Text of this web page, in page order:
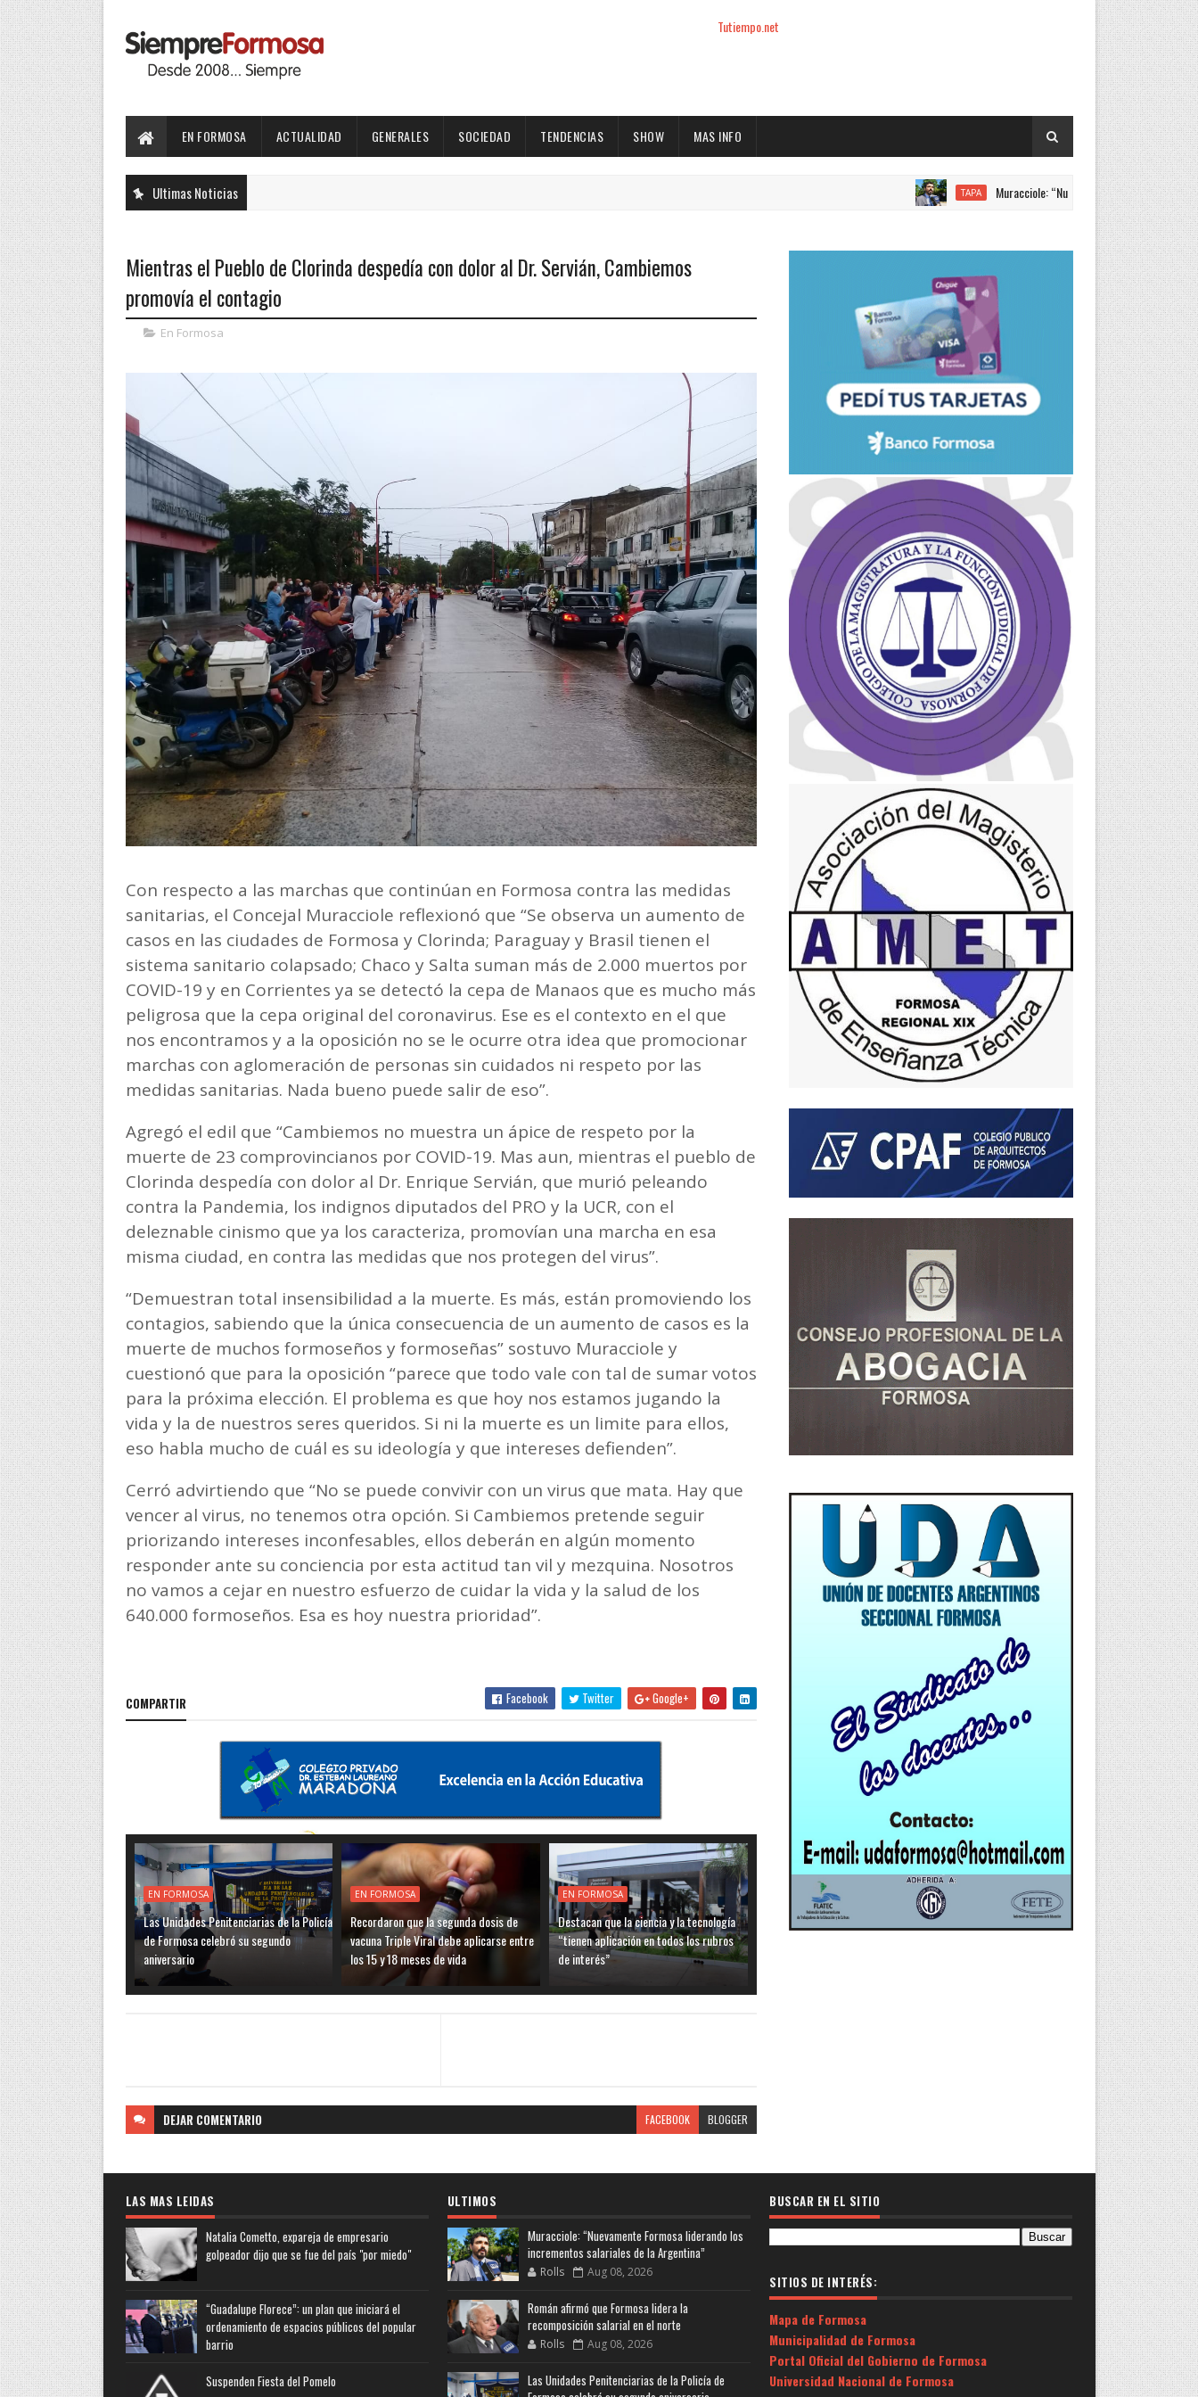
Tutiempo.net
EN FORMOSA ACTUALIDAD GENERALES SOCIEDAD TENDENCIAS SHOW MAS INFO
Ultimas Noticias TAPA Muracciole: “Nuevamente Formosa liderando los
Mientras el Pueblo de Clorinda despedía con dolor al Dr. Servián, Cambiemos
promovía el contagio
En Formosa
Con respecto a las marchas que continúan en Formosa contra las medidas
sanitarias, el Concejal Muracciole reflexionó que “Se observa un aumento de
casos en las ciudades de Formosa y Clorinda; Paraguay y Brasil tienen el
sistema sanitario colapsado; Chaco y Salta suman más de 2.000 muertos por
COVID-19 y en Corrientes ya se detectó la cepa de Manaos que es mucho más
peligrosa que la cepa original del coronavirus. Ese es el contexto en el que
nos encontramos y a la oposición no se le ocurre otra idea que promocionar
marchas con aglomeración de personas sin cuidados ni respeto por las
medidas sanitarias. Nada bueno puede salir de eso”.
Agregó el edil que “Cambiemos no muestra un ápice de respeto por la
muerte de 23 comprovincianos por COVID-19. Mas aun, mientras el pueblo de
Clorinda despedía con dolor al Dr. Enrique Servián, que murió peleando
contra la Pandemia, los indignos diputados del PRO y la UCR, con el
deleznable cinismo que ya los caracteriza, promovían una marcha en esa
misma ciudad, en contra las medidas que nos protegen del virus”.
“Demuestran total insensibilidad a la muerte. Es más, están promoviendo los
contagios, sabiendo que la única consecuencia de un aumento de casos es la
muerte de muchos formoseños y formoseñas” sostuvo Muracciole y
cuestionó que para la oposición “parece que todo vale con tal de sumar votos
para la próxima elección. El problema es que hoy nos estamos jugando la
vida y la de nuestros seres queridos. Si ni la muerte es un limite para ellos,
eso habla mucho de cuál es su ideología y que intereses defienden”.
Cerró advirtiendo que “No se puede convivir con un virus que mata. Hay que
vencer al virus, no tenemos otra opción. Si Cambiemos pretende seguir
priorizando intereses inconfesables, ellos deberán en algún momento
responder ante su conciencia por esta actitud tan vil y mezquina. Nosotros
no vamos a cejar en nuestro esfuerzo de cuidar la vida y la salud de los
640.000 formoseños. Esa es hoy nuestra prioridad”.
COMPARTIR Facebook Twitter Google+
EN FORMOSA
Las Unidades Penitenciarias de la Policía
de Formosa celebró su segundo
aniversario
EN FORMOSA
Recordaron que la segunda dosis de
vacuna Triple Viral debe aplicarse entre
los 15 y 18 meses de vida
EN FORMOSA
Destacan que la ciencia y la tecnología
“tienen aplicación en todos los rubros
de interés”
DEJAR COMENTARIO FACEBOOK BLOGGER
LAS MAS LEIDAS
Natalia Cometto, expareja de empresario
golpeador dijo que se fue del país "por miedo"
“Guadalupe Florece”: un plan que iniciará el
ordenamiento de espacios públicos del popular
barrio
Suspenden Fiesta del Pomelo
ULTIMOS
Muracciole: “Nuevamente Formosa liderando los
incrementos salariales de la Argentina”
Rolls Aug 08, 2026
Román afirmó que Formosa lidera la
recomposición salarial en el norte
Rolls Aug 08, 2026
Las Unidades Penitenciarias de la Policía de
BUSCAR EN EL SITIO
SITIOS DE INTERÉS:
Mapa de Formosa
Municipalidad de Formosa
Portal Oficial del Gobierno de Formosa
Universidad Nacional de Formosa